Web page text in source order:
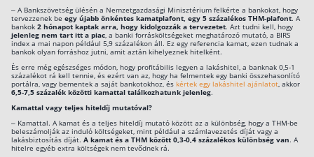
Blog
Casco
Utasbiztosítás
Lakásbiztosítás útmutató – Hogyan válassz?
Lakásbiztosítás: válaszok az 50 leggyakoribb
kérdésre
Minősített Fogyasztóbarát Otthonbiztosítás
útmutató
– A Bankszövetség ülésén a Nemzetgazdasági Minisztérium felkérte a bankokat, hogy
tervezzenek be egy újabb önkéntes kamatplafont, egy 5 százalékos THM-plafont. A
bankok 2 hónapot kaptak arra, hogy kidolgozzák a tervezetet. Azt tudni kell, hogy
jelenleg nem tart itt a piac , a banki forrásköltségeket meghatározó mutató, a BIRS
index a mai napon például 5,9 százalékon áll. Ez egy referencia kamat, ezen tudnak a
bankok olyan forráshoz jutni, amit aztán kihelyeznek hitelként.
És erre még egészséges módon, hogy profitábilis legyen a lakáshitel, a banknak 0,5-1
százalékot rá kell tennie, és ezért van az, hogy ha felmentek egy banki összehasonlító
portálra, vagy bementek a saját bankotokhoz, és kértek egy lakáshitel ajánlatot , akkor
6,5-7,5 százalék közötti kamattal találkozhatunk jelenleg.
Kamattal vagy teljes hiteldíj mutatóval?
– Kamattal. A kamat és a teljes hiteldíj mutató között az a különbség, hogy a THM-be
beleszámolják az induló költségeket, mint például a számlavezetés díját vagy a
lakásbiztosítás díját. A kamat és a THM között 0,3-0,4 százalékos különbség van. A
hitelre egyéb extra költségek nem tevődnek rá.